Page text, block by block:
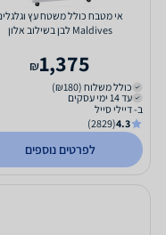
אי מטבח כולל משטח עץ
Maldives לבן בשילוב אלון
1,375
₪
כולל משלוח (₪180)
עד 14 ימי עסקים
ב- דיילי סייל
4.3
(2829)
לפרטים נוספים